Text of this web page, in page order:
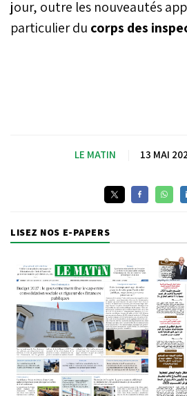
jour, outre les nouveautés
particulier du corps des
LE MATIN 13 MAI
LISEZ NOS E-PAPERS